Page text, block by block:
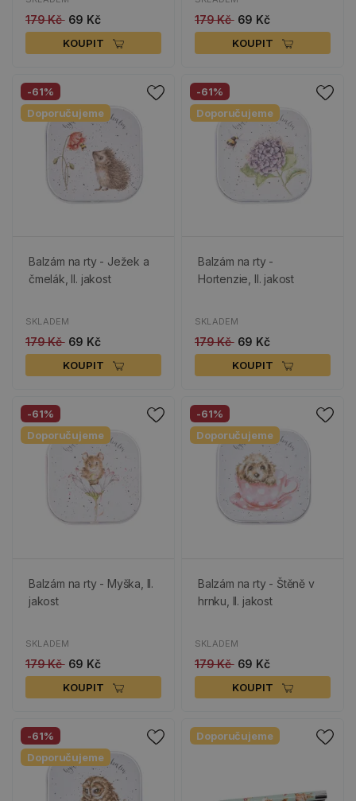
179 Kč 69 Kč
KOUPIT
179 Kč 69 Kč
KOUPIT
-61%
Doporučujeme
Balzám na rty - Ježek a
čmelák, II. jakost
SKLADEM
179 Kč 69 Kč
KOUPIT
-61%
Doporučujeme
Balzám na rty -
Hortenzie, II. jakost
SKLADEM
179 Kč 69 Kč
KOUPIT
-61%
Doporučujeme
Balzám na rty - Myška, II.
jakost
SKLADEM
179 Kč 69 Kč
KOUPIT
-61%
Doporučujeme
Balzám na rty - Štěně v
hrnku, II. jakost
SKLADEM
179 Kč 69 Kč
KOUPIT
-61%
Doporučujeme
Doporučujeme